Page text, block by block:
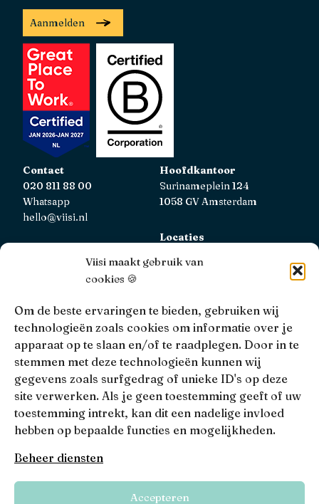
Viisi maakt gebruik van
cookies 🍪
Om de beste ervaringen te bieden, gebruiken wij
technologieën zoals cookies om informatie over je
apparaat op te slaan en/of te raadplegen. Door in te
stemmen met deze technologieën kunnen wij
gegevens zoals surfgedrag of unieke ID's op deze
site verwerken. Als je geen toestemming geeft of uw
toestemming intrekt, kan dit een nadelige invloed
hebben op bepaalde functies en mogelijkheden.
Beheer diensten
Accepteren
Aanmelden
Contact
020 811 88 00
Whatsapp
hello@viisi.nl
Hoofdkantoor
Surinameplein 124
1058 GV Amsterdam
Locaties
Viisi Hypotheken is geregistreerd bij de AFM.
Registratienummer: 12039833
KiFiD
Niet tevreden over onze interne klachtbehandeling, dan
kun je terecht bijKiFiD.
• 4.9 •
Viisi © 2026
Algemene voorwaarden